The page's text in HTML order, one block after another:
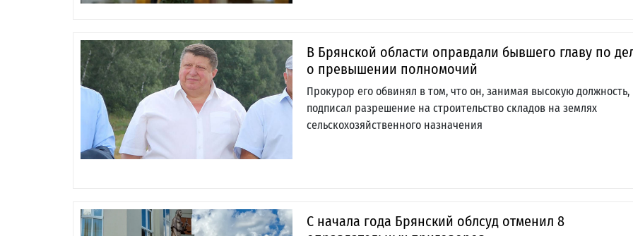
В Брянской области оправдали бывшего главу по
о превышении полномочий
Прокурор его обвинял в том, что он, занимая высокую должность,
подписал разрешение на строительство складов на землях
сельскохозяйственного назначения
С начала года Брянский облсуд отменил 8